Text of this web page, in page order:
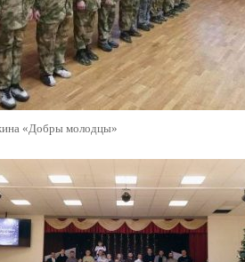
«Добры молодцы»